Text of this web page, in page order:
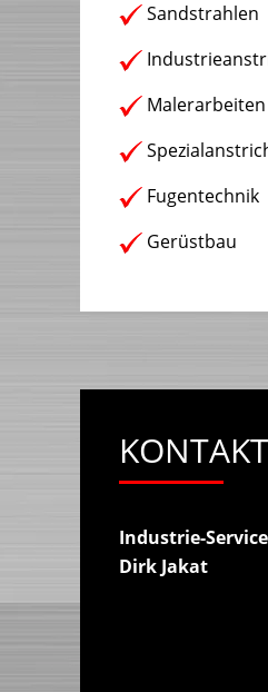
Sandstrahlen
Malerarbeiten
Fugentechnik
Gerüstbau
KONTAKT
Industrie-Service
Dirk Jakat